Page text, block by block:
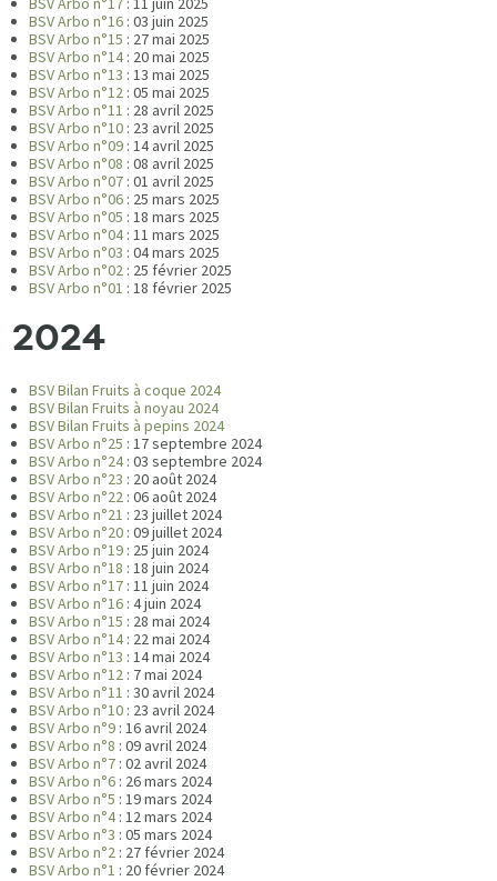
BSV Arbo n°16 : 03 juin 2025
BSV Arbo n°15 : 27 mai 2025
BSV Arbo n°14: 20 mai 2025
BSV Arbo n°13 : 13 mai 2025
BSV Arbo n°12 : 05 mai 2025
BSV Arbo n°11 : 28 avril 2025
BSV Arbo n°10 : 23 avril 2025
BSV Arbo n°09 : 14 avril 2025
BSV Arbo n°08 : 08 avril 2025
BSV Arbo n°07 : 01 avril 2025
BSV Arbo n°06 : 25 mars 2025
BSV Arbo n°05 : 18 mars 2025
BSV Arbo n°04: 11 mars 2025
BSV Arbo n°03 : 04 mars 2025
BSV Arbo n°02 : 25 février 2025
BSV Arbo n°01 : 18 février 2025
2024
BSV Bilan Fruits à coque 2024
BSV Bilan Fruits à noyau 2024
BSV Bilan Fruits à pepins 2024
BSV Arbo n°25 : 17 septembre 2024
BSV Arbo n°24: 03 septembre 2024
BSV Arbo n°23 : 20 août 2024
BSV Arbo n°22 : 06 août 2024
BSV Arbo n°21 : 23 juillet 2024
BSV Arbo n°20 : 09 juillet 2024
BSV Arbo n°19 : 25 juin 2024
BSV Arbo n°18 : 18 juin 2024
BSV Arbo n°17 : 11 juin 2024
BSV Arbo n°16 : 4 juin 2024
BSV Arbo n°15 : 28 mai 2024
BSV Arbo n°14: 22 mai 2024
BSV Arbo n°13 : 14 mai 2024
BSV Arbo n°12 : 7 mai 2024
BSV Arbo n°11 : 30 avril 2024
BSV Arbo n°10 : 23 avril 2024
BSV Arbo n°9 : 16 avril 2024
BSV Arbo n°8 : 09 avril 2024
BSV Arbo n°7 : 02 avril 2024
BSV Arbo n°6 : 26 mars 2024
BSV Arbo n°5 : 19 mars 2024
BSV Arbo n°4: 12 mars 2024
BSV Arbo n°3 : 05 mars 2024
BSV Arbo n°2 : 27 février 2024
BSV Arbo n°1 : 20 février 2024